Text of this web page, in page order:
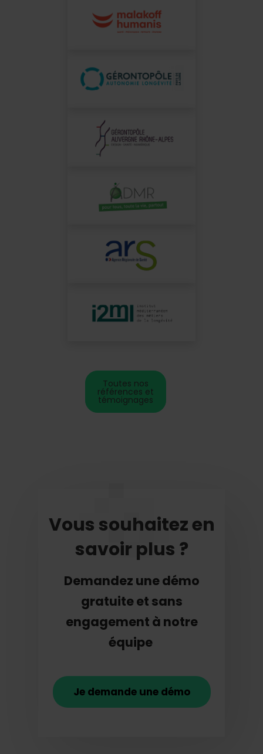
Toutes nos
références et
témoignages
Vous souhaitez en
savoir plus ?
Demandez une démo
gratuite et sans
engagement à notre
équipe
Je demande une démo